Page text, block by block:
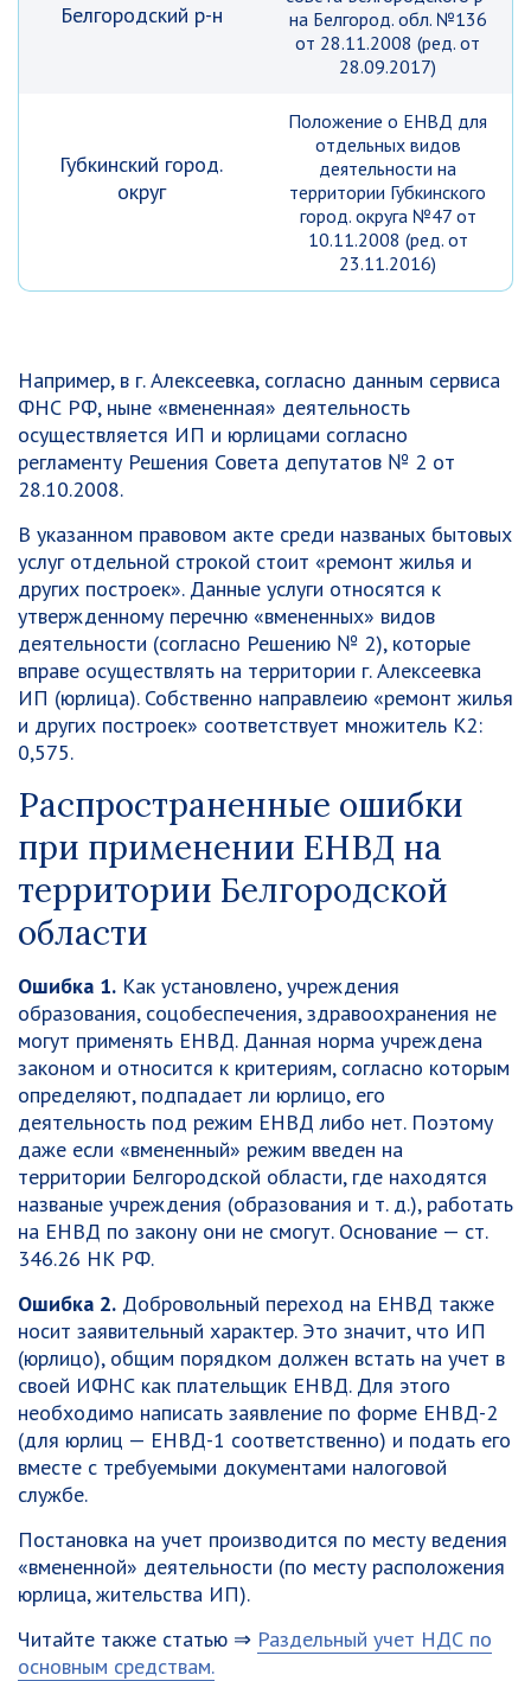
Белгородский р-н
на Белгород. обл. №136
от 28.11.2008 (ред. от
28.09.2017)
Губкинский город.
округ
Положение о ЕНВД для
отдельных видов
деятельности на
территории Губкинского
город. округа №47 от
10.11.2008 (ред. от
23.11.2016)
Например, в г. Алексеевка, согласно данным сервиса
ФНС РФ, ныне «вмененная» деятельность
осуществляется ИП и юрлицами согласно
регламенту Решения Совета депутатов № 2 от
28.10.2008.
В указанном правовом акте среди названых бытовых
услуг отдельной строкой стоит «ремонт жилья и
других построек». Данные услуги относятся к
утвержденному перечню «вмененных» видов
деятельности (согласно Решению № 2), которые
вправе осуществлять на территории г. Алексеевка
ИП (юрлица). Собственно направлеию «ремонт жилья
и других построек» соответствует множитель К2:
0,575.
Распространенные ошибки
при применении ЕНВД на
территории Белгородской
области
Ошибка 1. Как установлено, учреждения
образования, соцобеспечения, здравоохранения не
могут применять ЕНВД. Данная норма учреждена
законом и относится к критериям, согласно которым
определяют, подпадает ли юрлицо, его
деятельность под режим ЕНВД либо нет. Поэтому
даже если «вмененный» режим введен на
территории Белгородской области, где находятся
названые учреждения (образования и т. д.), работать
на ЕНВД по закону они не смогут. Основание — ст.
346.26 НК РФ.
Ошибка 2. Добровольный переход на ЕНВД также
носит заявительный характер. Это значит, что ИП
(юрлицо), общим порядком должен встать на учет в
своей ИФНС как плательщик ЕНВД. Для этого
необходимо написать заявление по форме ЕНВД-2
(для юрлиц — ЕНВД-1 соответственно) и подать его
вместе с требуемыми документами налоговой
службе.
Постановка на учет производится по месту ведения
«вмененной» деятельности (по месту расположения
юрлица, жительства ИП).
Читайте также статью ⇒ Раздельный учет НДС по
основным средствам.